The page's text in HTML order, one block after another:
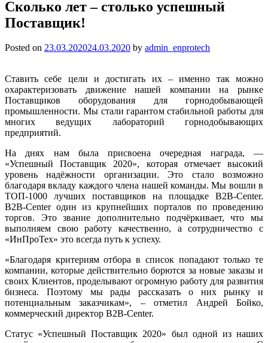
Сколько лет – столько успешный
Поставщик!
Posted on 23.03.202024.03.2020 by admin_enprotech
Ставить себе цели и достигать их – именно так можно
охарактеризовать движение нашей компании на рынке
Поставщиков оборудования для горнодобывающей
промышленности. Мы стали гарантом стабильной работы для
многих ведущих лабораторий горнодобывающих
предприятий.
На днях нам была присвоена очередная награда, —
«Успешный Поставщик 2020», которая отмечает высокий
уровень надёжности организации. Это стало возможно
благодаря вкладу каждого члена нашей команды. Мы вошли в
ТОП-1000 лучших поставщиков на площадке B2B-Center.
B2B-Center один из крупнейших порталов по проведению
торгов. Это звание дополнительно подчёркивает, что мы
выполняем свою работу качественно, а сотрудничество с
«ИнПроТех» это всегда путь к успеху.
«Благодаря критериям отбора в список попадают только те
компании, которые действительно борются за новые заказы и
своих Клиентов, проделывают огромную работу для развития
бизнеса. Поэтому мы рады рассказать о них рынку и
потенциальным заказчикам», – отметил Андрей Бойко,
коммерческий директор B2B-Center.
Статус «Успешный Поставщик 2020» был одной из наших